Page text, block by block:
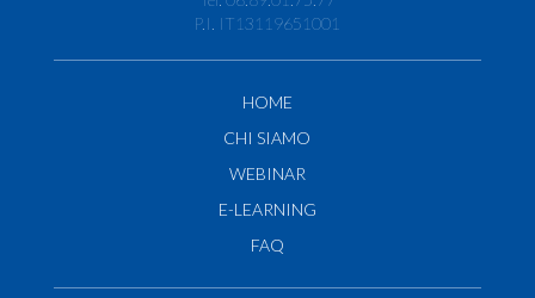
P.I. IT13119651001
HOME
CHI SIAMO
WEBINAR
E-LEARNING
FAQ